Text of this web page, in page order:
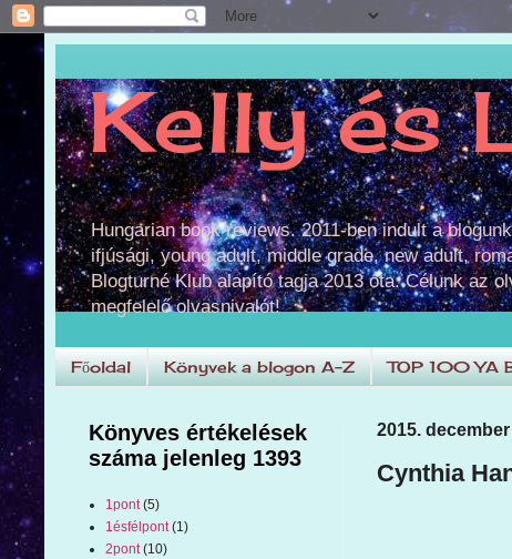
Kelly és
Hungarian book reviews. 2011-ben indult a
ifjúsági, young adult, middle grade, new adult,
Blogturné Klub alapító tagja 2013 óta. Célunk az
megfelelő olvasnivalót!
Főoldal Könyvek a blogon A-Z TOP 100 YA
2015.
Cynthia
Könyves értékelések
száma jelenleg 1393
1pont (5)
1ésfélpont (1)
2pont (10)